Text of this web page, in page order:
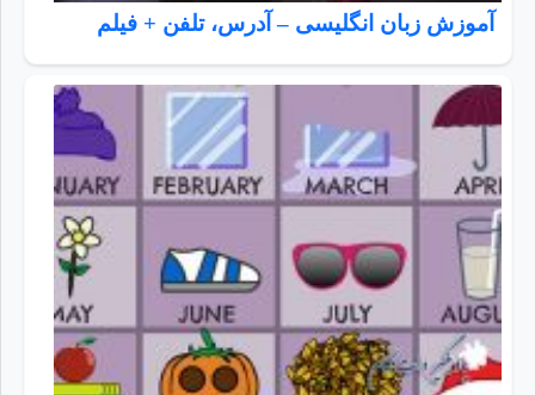
آموزش زبان انگلیسی – آدرس، تلفن + فیلم